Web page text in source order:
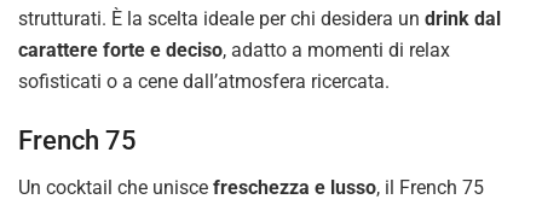
strutturati. È la scelta ideale per chi desidera un drink dal
carattere forte e deciso, adatto a momenti di relax
sofisticati o a cene dall’atmosfera ricercata.
French 75
Un cocktail che unisce freschezza e lusso, il French 75